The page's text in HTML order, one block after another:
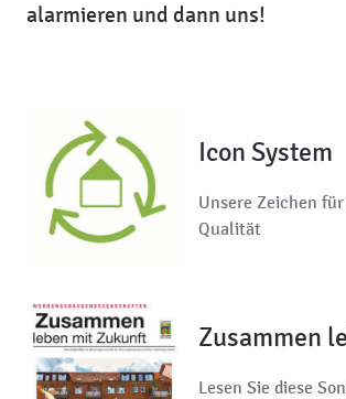
alarmieren und dann uns!
Icon System
Unsere Zeichen
Qualität
Zusammen
Lesen Sie diese